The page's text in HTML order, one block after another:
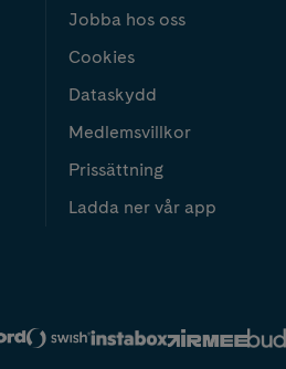
Jobba hos oss
Cookies
Dataskydd
Medlemsvillkor
Prissättning
Ladda ner vår app